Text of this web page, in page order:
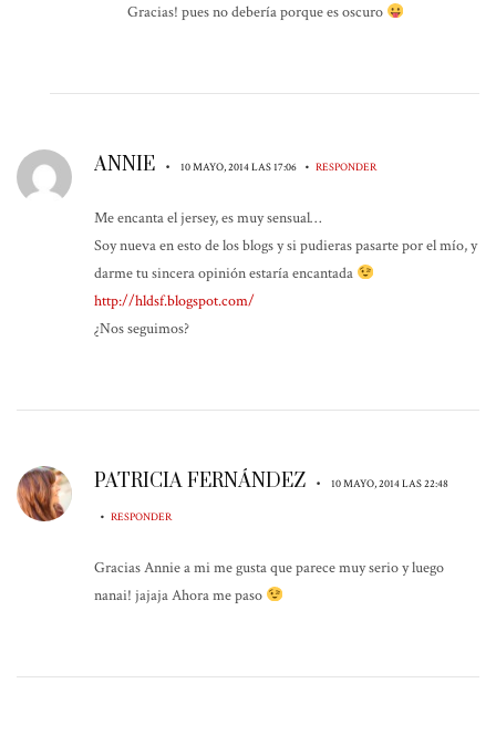
Gracias! pues no debería porque es oscuro
ANNIE • 10 MAYO, 2014 LAS 17:06 • RESPONDER
Me encanta el jersey, es muy sensual…
Soy nueva en esto de los blogs y si pudieras pasarte por el mío, y
darme tu sincera opinión estaría encantada
http://hldsf.blogspot.com/
¿Nos seguimos?
PATRICIA FERNÁNDEZ • 10 MAYO, 2014 LAS 22:48
• RESPONDER
Gracias Annie a mi me gusta que parece muy serio y luego
nanai! jajaja Ahora me paso